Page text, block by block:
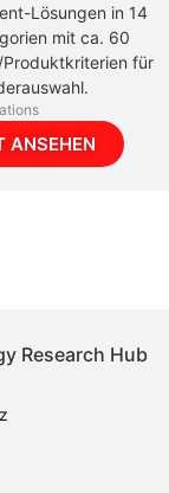
Lösungen in 14
mit ca. 60
für
ANSEHEN
Research Hub